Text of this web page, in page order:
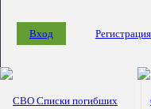
Вход Регистрация
СВО